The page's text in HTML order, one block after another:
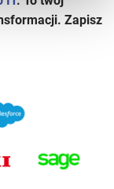
Zapisz